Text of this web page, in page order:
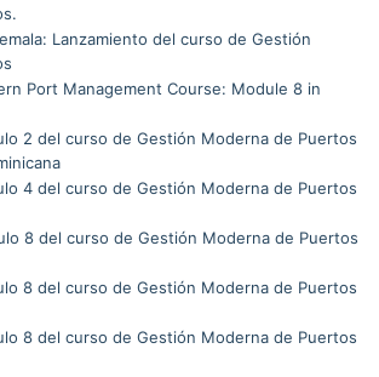
Lanzamiento del curso de Gestión
Port Management Course: Module 8 in
2 del curso de Gestión Moderna de Puertos
4 del curso de Gestión Moderna de Puertos
8 del curso de Gestión Moderna de Puertos
8 del curso de Gestión Moderna de Puertos
8 del curso de Gestión Moderna de Puertos